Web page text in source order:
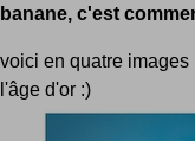
banane, c'est
voici en quatre
l'âge d'or :)